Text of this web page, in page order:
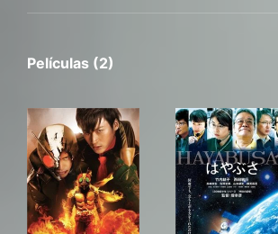
Películas (2)